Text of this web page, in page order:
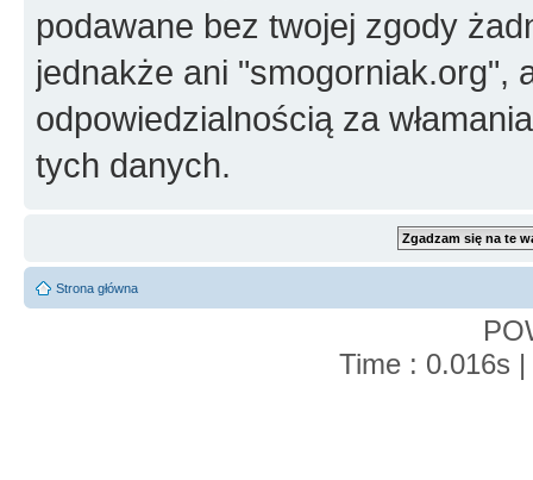
podawane bez twojej zgody
jednakże ani "smogorniak.org",
odpowiedzialnością za
tych danych.
Strona główna
Time : 0.016s